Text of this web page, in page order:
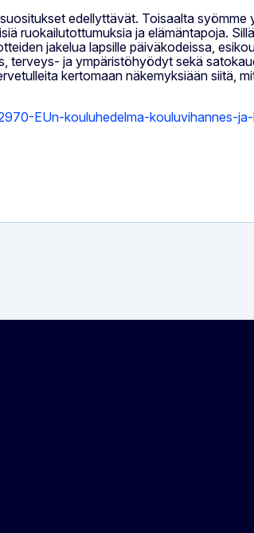
edellyttävät. Toisaalta
ruokailutottumuksia ja elämäntapoja.
jakelua lapsille päiväkodeissa,
ja ympäristöhyödyt sekä
kertomaan näkemyksiään siitä,
EUn-kouluhedelma-kouluvihannes-